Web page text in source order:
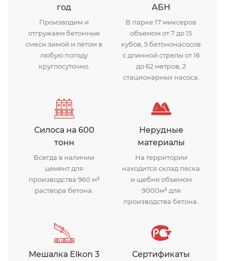
год
Производим и
отгружаем бетонные
смеси зимой и летом в
любую погоду
круглосуточно.
АБН
В парке 17 миксеров
объемом от 7 до 15
кубов, 5 бетононасосов
с длинной стрелы от 16
до 62 метров, 2
стационарных насоса.
Силоса на 600
тонн
Всегда в наличии
цемент для
производства 960 м³
раствора бетона.
Нерудные
материалы
На территории
находится склад песка
и щебня объемом
9000м³ для
производства бетона.
Мешалка Elkon 3
Сертификаты